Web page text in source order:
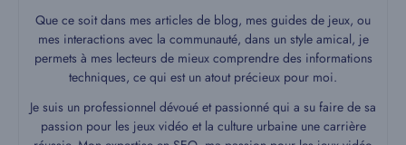
Que ce soit dans mes articles de blog, mes guides de jeux, ou
mes interactions avec la communauté, dans un style amical, je
permets à mes lecteurs de mieux comprendre des informations
techniques, ce qui est un atout précieux pour moi.
Je suis un professionnel dévoué et passionné qui a su faire de sa
passion pour les jeux vidéo et la culture urbaine une carrière